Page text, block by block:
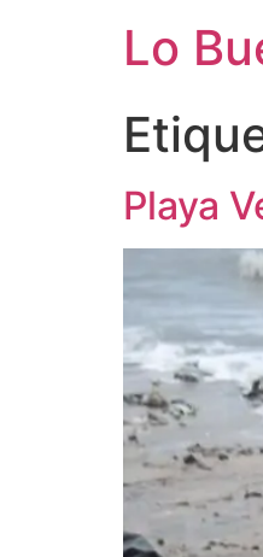
Lo
Playa